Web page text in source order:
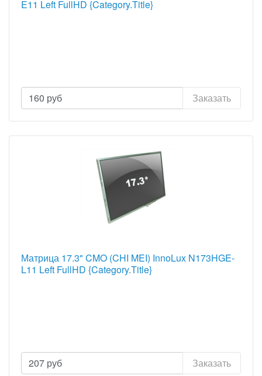
E11 Left FullHD {Category.Title}
160 руб Заказать
Матрица 17.3" CMO (CHI MEI) InnoLux N173HGE-
L11 Left FullHD {Category.Title}
207 руб Заказать